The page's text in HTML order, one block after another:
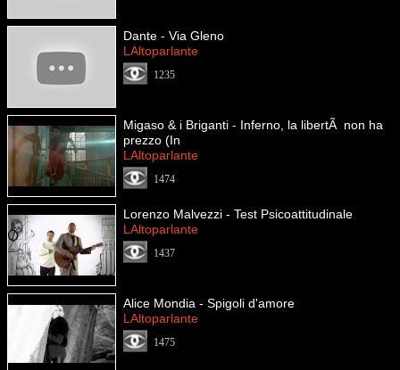
Dante - Via Gleno
LAltoparlante
1235
Migaso & i Briganti - Inferno, la libertÃ non ha
prezzo (In
LAltoparlante
1474
Lorenzo Malvezzi - Test Psicoattitudinale
LAltoparlante
1437
Alice Mondia - Spigoli d'amore
LAltoparlante
1475